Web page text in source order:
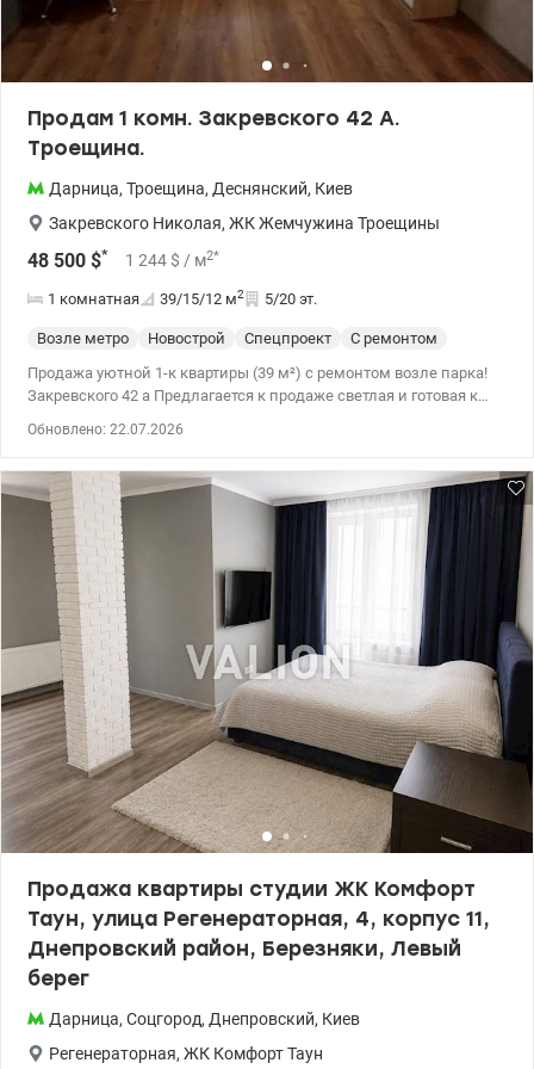
Татьяна valion.ua/1154429
Продам 1 комн. Закревского 42 А.
Троещина.
Дарница, Троещина, Деснянский, Киев
Закревского Николая, ЖК Жемчужина Троещины
48 500 $* 1 244 $ / м2*
1 комнатная 39/15/12 м2 5/20 эт.
Возле метро Новострой Спецпроект
С ремонтом
Продажа уютной 1-к квартиры (39 м²) с ремонтом возле парка!
Закревского 42 а Предлагается к продаже светлая и готовая к
Право собственности более 3 лет (минимальное оформление,
без дополнительных налогов). Состояние: Полностью готова к
заселению - заходи и живи! О доме и подъезде: Два
современных скоростных лифта. Аккуратный подъезд, работает
консьерж. Остекленный балкон с выходом из кухни, с которого
открывается красивый пейзаж. Инфраструктура:
Непосредственно в доме (1 этаж): кафе, продуктовый магазин,
медицинская лаборатория. Рядом: школа, детская
поликлиника, музыкальная школа. Для отдыха: оборудованная
современная спортивная площадка и великолепный
молодежный парк для прогулок. Транспортная
доступность:Удобная развязка 2 минуты пешком до остановки
общественного транспорта (трамваи, троллейбусы, автобусы).
Цена: 48500у.е. моб: 0664863383 Татьяна valion.ua/1154155
Обновлено: 22.07.2026
Продажа квартиры студии ЖК Комфорт
Таун, улица Регенераторная, 4, корпус 11,
Днепровский район, Березняки, Левый
берег
Дарница, Соцгород, Днепровский, Киев
Регенераторная, ЖК Комфорт Таун